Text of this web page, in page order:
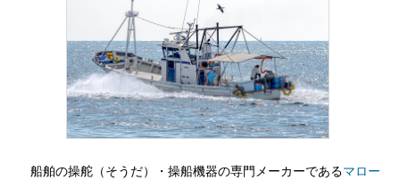
船舶の操舵（そうだ）・操船機器の専門メーカーであるマロー